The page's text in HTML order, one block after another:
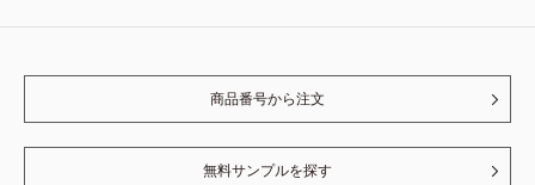
商品番号から注文
無料サンプルを探す